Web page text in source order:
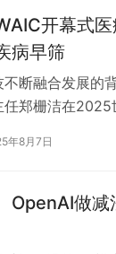
开幕式
病早筛
断融合发展的
郑栅洁在2025
》案例集，展现
年8月7日
OpenAI做